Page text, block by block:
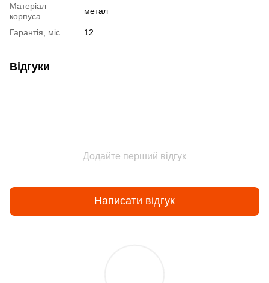
Матеріал
корпуса
метал
Гарантія, міс 12
Відгуки
Додайте перший відгук
Написати відгук